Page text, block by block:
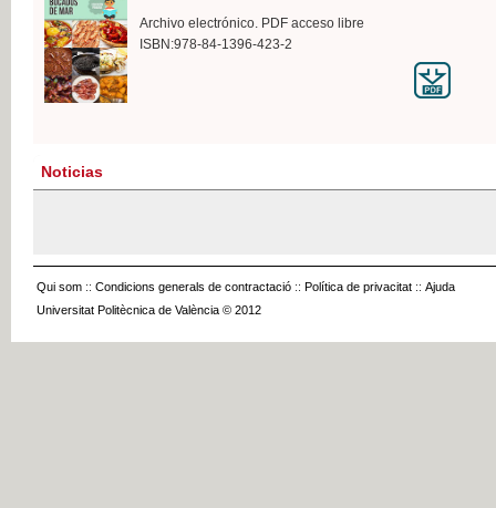
Archivo electrónico. PDF acceso libre
ISBN:978-84-1396-423-2
Noticias
Qui som :: Condicions generals de contractació :: Política de privacitat :: Ajuda
Universitat Politècnica de València © 2012